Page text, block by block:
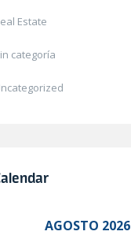
Estate
categoría
AGOSTO 2026